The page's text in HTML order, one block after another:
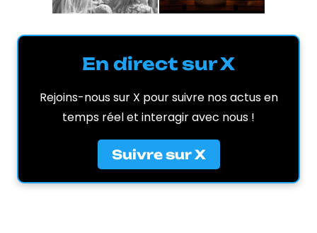
En direct sur X
Rejoins-nous sur X pour suivre nos actus en
temps réel et interagir avec nous !
Suivre sur X